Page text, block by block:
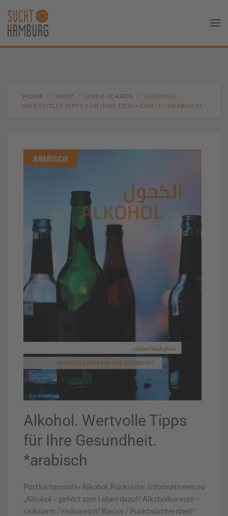
HOME SHOP (INFO-)CARDS
ALKOHOL.
WERTVOLLE TIPPS FÜR IHRE GESUNDHEIT. *ARABISCH
Alkohol. Wertvolle Tipps
für Ihre Gesundheit.
*arabisch
Postkartenmotiv Alkohol. Rückseite: Informationen zu
„Alkohol – gehört zum Leben dazu!? Alkoholkonsum –
risikoarm / risikoreich? Basics / Punktnüchternheit“